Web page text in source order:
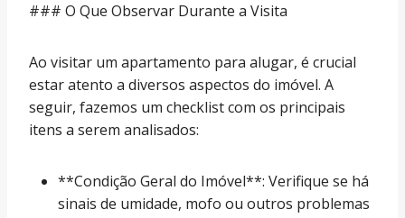
### O Que Observar Durante a Visita
Ao visitar um apartamento para alugar, é crucial
estar atento a diversos aspectos do imóvel. A
seguir, fazemos um checklist com os principais
itens a serem analisados:
**Condição Geral do Imóvel**: Verifique se há
sinais de umidade, mofo ou outros problemas